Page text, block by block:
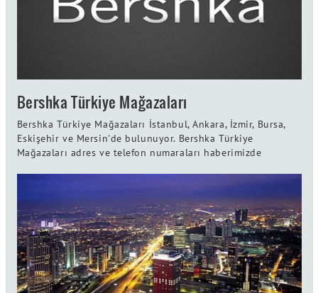
Bershka Türkiye Mağazaları
Bershka Türkiye Mağazaları İstanbul, Ankara, İzmir, Bursa,
Eskişehir ve Mersin'de bulunuyor. Bershka Türkiye
Mağazaları adres ve telefon numaraları haberimizde